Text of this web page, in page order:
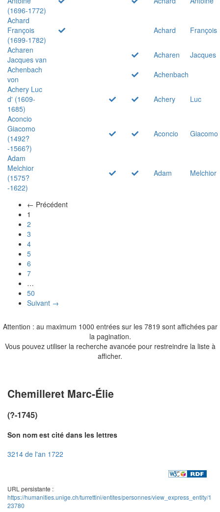
(1696-1772)
Achard
François
(1699-1782)
Achard
François
Acharen
Jacques van
Acharen
Jacques
Achenbach
von
Achenbach
Achery Luc
d' (1609-
1685)
Achery
Luc
Aconcio
Giacomo
(1492?
-1566?)
Aconcio Giacomo
Adam
Melchior
(1575?
-1622)
Adam Melchior
← Précédent
1
2
3
4
5
6
7
…
50
Suivant →
Attention : au maximum 1000 entrées sur les 7819 sont affichées par
la pagination.
Vous pouvez utiliser la recherche avancée pour restreindre la liste à
afficher.
Chemilleret Marc-Élie
(?-1745)
Son nom est cité dans les lettres
3214 de l'an 1722
URL persistante :
https://humanities.unige.ch/turrettini/entites/personnes/view_express_entity/1
23780